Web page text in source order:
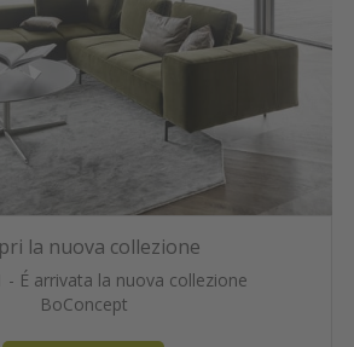
la nuova collezione
- É arrivata la nuova collezione
BoConcept